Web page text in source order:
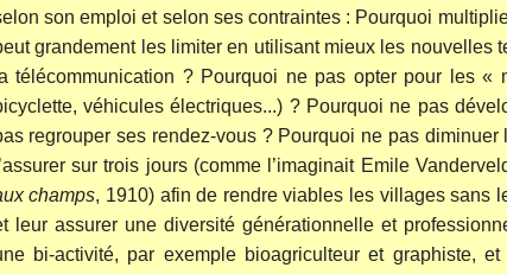
son emploi et selon ses contraintes : Pourquoi
grandement les limiter en utilisant mieux les nouvelles
télécommunication ? Pourquoi ne pas opter pour les «
véhicules électriques...) ? Pourquoi ne pas
regrouper ses rendez-vous ? Pourquoi ne pas
sur trois jours (comme l’imaginait Emile
champs, 1910) afin de rendre viables les villages sans
leur assurer une diversité générationnelle et
bi-activité, par exemple bioagriculteur et graphiste,